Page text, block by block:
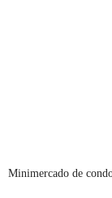
Minimercado de